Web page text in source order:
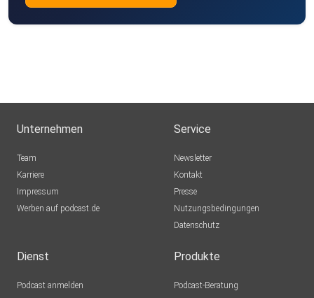
Unternehmen
Team
Karriere
Impressum
Werben auf podcast.de
Service
Newsletter
Kontakt
Presse
Nutzungsbedingungen
Datenschutz
Dienst
Podcast anmelden
Produkte
Podcast-Beratung